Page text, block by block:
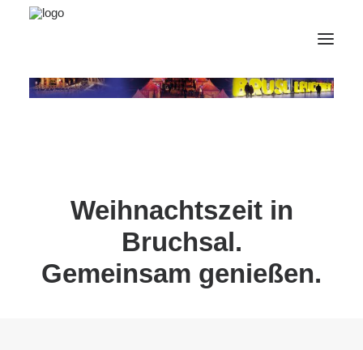
Veranstaltungen
Wohnmobilpark
Weihnachtszeit in
Bruchsal.
Gemeinsam genießen.